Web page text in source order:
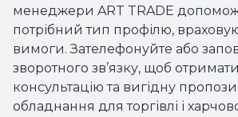
менеджери ART TRADE
потрібний тип профілю,
вимоги. Зателефонуйте або
зворотного зв’язку, щоб
консультацію та вигідну
обладнання для торгівлі і